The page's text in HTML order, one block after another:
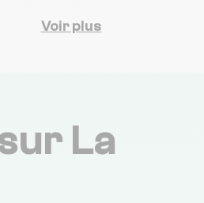
Voir plus
La